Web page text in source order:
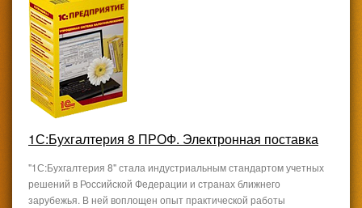
1С:Бухгалтерия 8 ПРОФ. Электронная поставка
"1С:Бухгалтерия 8" стала индустриальным стандартом учетных
решений в Российской Федерации и странах ближнего
зарубежья. В ней воплощен опыт практической работы